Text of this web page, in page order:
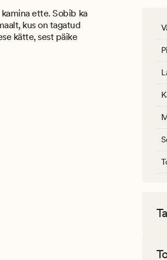
ette. Sobib ka
kus on tagatud
kätte, sest päike